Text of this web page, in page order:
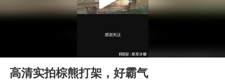
《披荆斩棘2026》阵容官宣
中国第1高楼阻尼器摆动明显
国足U17与阿森纳决赛取消 并列冠军
《龙餐馆》 冲奖
Play
高清实拍棕熊打架，好霸气